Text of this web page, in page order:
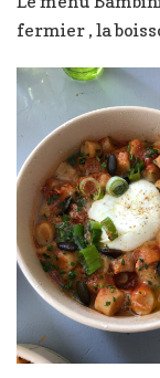
fermier , la